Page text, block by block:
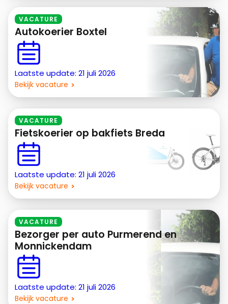
VACATURE
Autokoerier Boxtel
Laatste update: 21 juli 2026
Bekijk vacature
VACATURE
Fietskoerier op bakfiets Breda
Laatste update: 21 juli 2026
Bekijk vacature
VACATURE
Bezorger per auto Purmerend en
Monnickendam
Laatste update: 21 juli 2026
Bekijk vacature